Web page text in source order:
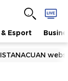
Esport
ISTANACUAN